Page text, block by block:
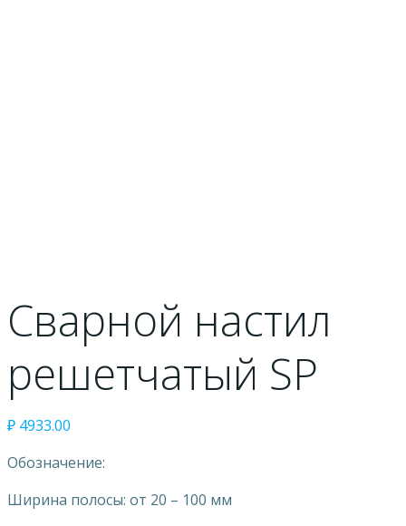
Сварной настил
решетчатый SP
₽ 4933.00
Обозначение:
Ширина полосы: от 20 – 100 мм